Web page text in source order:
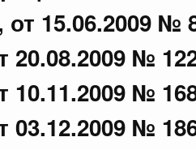
от 15.06.2009 №
20.08.2009 №
10.11.2009 №
03.12.2009 №
в постановление